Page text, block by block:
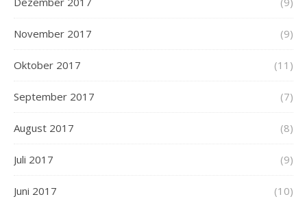
November 2017 (9)
Oktober 2017 (11)
September 2017 (7)
August 2017 (8)
Juli 2017 (9)
Juni 2017 (10)